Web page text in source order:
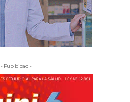
- Publicidad -